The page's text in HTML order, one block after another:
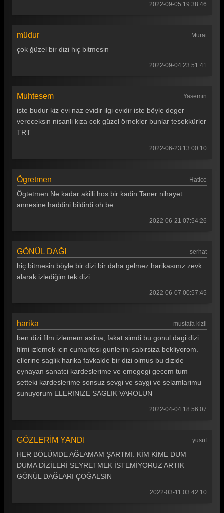
Gönül Dağı 3. Bölüm
Tüm Bölümleri Göster
2022-09-05 19:38:46
müdur Murat
çok ğüzel bir dizi hiç bitmesin
2022-09-04 23:51:41
Muhtesem Yasemin
iste budur kiz evi naz evidir ilgi evidir iste böyle deger
vereceksin nisanli kiza cok güzel örnekler bunlar tesekkürler
TRT
2022-06-23 13:00:10
Ögretmen Hatice
Ögtetmen Ne kadar akilli hos bir kadin Taner nihayet
annesine haddini bildirdi oh be
2022-06-21 07:54:26
GÖNÜL DAĞI serhat
hiç bitmesin böyle bir dizi bir daha gelmez harikasınız zevk
alarak izlediğim tek dizi
2022-06-07 00:57:45
harika mustafa kizil
ben dizi film izlemem aslina, fakat simdi bu gonul dagi dizi
filmi izlemek icin cumartesi gunlerini sabirsiza bekliyorom.
ellerine saglik harika favkalde bir dizi olmus bu dizide
oynayan sanatci kardeslerime ve emegegi gecem tum
setteki kardeslerime sonsuz sevgi ve saygi ve selamlarimu
sunuyorum ELERINIZE SAGLIK VAROLUN
2022-04-04 18:56:07
GÖZLERİM YANDI yusuf
HER BÖLÜMDE AĞLAMAM ŞARTMI. KİM KİME DUM
DUMA DİZİLERİ SEYRETMEK İSTEMİYORUZ ARTIK
GÖNÜL DAĞLARI ÇOĞALSIN
2022-03-11 03:42:10